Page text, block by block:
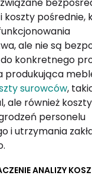
koszty pośrednie,
ale nie są
konkretnego
produkująca
surowców,
ale również
personelu
i utrzymania
ANALIZY